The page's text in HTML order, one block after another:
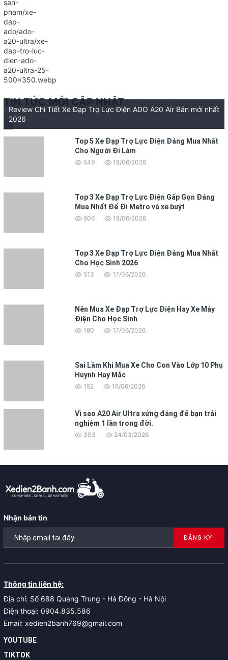
TIN TỨC MỚI CẬP NHẬT
Review Chi Tiết Xe Đạp Trợ Lực Điện ADO A20 Air Bản mới nhất
2026
Top 5 Xe Đạp Trợ Lực Điện Đáng Mua Nhất
Cho Người Đi Làm
549 18/06/2026
Top 3 Xe Đạp Trợ Lực Điện Gấp Gọn Đáng
Mua Nhất Để Đi Metro và xe buýt
606 18/06/2026
Top 3 Xe Đạp Trợ Lực Điện Đáng Mua Nhất
Cho Học Sinh 2026
513 17/06/2026
Nên Mua Xe Đạp Trợ Lực Điện Hay Xe Máy
Điện Cho Học Sinh
180 17/06/2026
Sai Lầm Khi Mua Xe Cho Con Vào Lớp 10 Phụ
Huynh Hay Mắc
152 16/06/2026
Vì sao A20 Air Ultra xứng đáng để bạn trải
nghiệm 1 lần trong đời.
303 24/03/2026
Nhận bản tin
ĐĂNG KÝ!
Thông tin liên hệ:
Địa chỉ: Số 688 Quang Trung - Hà Đông - Hà Nội
Điện thoại: 0904.835.586
Email: xedien2banh769@gmail.com
YOUTUBE
TIKTOK